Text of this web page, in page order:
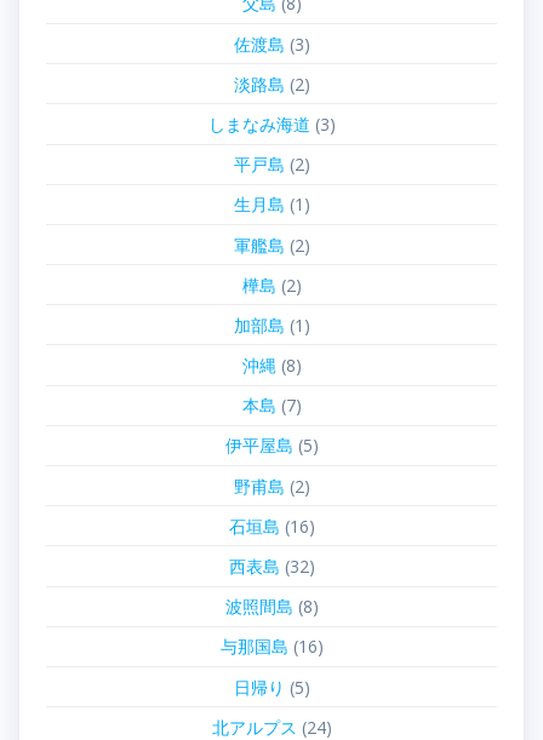
佐渡島 (3)
淡路島 (2)
しまなみ海道 (3)
平戸島 (2)
生月島 (1)
軍艦島 (2)
樺島 (2)
加部島 (1)
沖縄(8)
本島 (7)
伊平屋島 (5)
野甫島 (2)
石垣島 (16)
西表島 (32)
波照間島 (8)
与那国島 (16)
日帰り (5)
北アルプス (24)